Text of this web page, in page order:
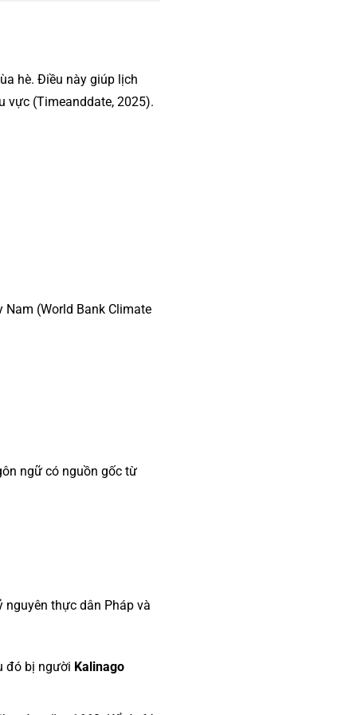
hè. Điều này giúp lịch
vực (Timeanddate, 2025).
(World Bank Climate
ngữ có nguồn gốc từ
thực dân Pháp và
đó bị người Kalinago